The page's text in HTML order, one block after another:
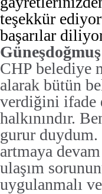
teşekkür
başarılar
CHP belediye
alarak bütün
verdiğini ifade
halkınındır.
gurur
artmaya
ulaşım
uygulanmalı